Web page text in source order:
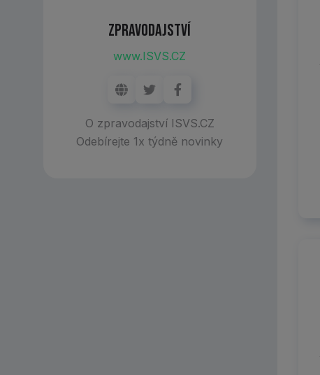
Zpravodajství
www.ISVS.CZ
O zpravodajství ISVS.CZ
Odebírejte 1x týdně novinky